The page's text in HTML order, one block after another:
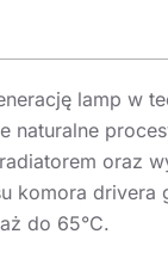
lamp w
naturalne
oraz
komora
do 65°C.